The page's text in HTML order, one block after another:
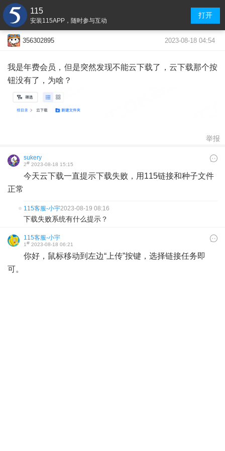
115
安装115APP，随时参与互动
打开
356302895 2023-08-18 04:54
我是年费会员，但是突然发现不能云下载了，云下载那个按
钮没有了，为啥？
举报
sukery
2# 2023-08-18 15:15
今天云下载一直提示下载失败，用115链接和种子文件
正常
115客服-小宇2023-08-19 08:16
下载失败系统有什么提示？
115客服-小宇
1# 2023-08-18 06:21
你好，鼠标移动到左边“上传”按键，选择链接任务即
可。